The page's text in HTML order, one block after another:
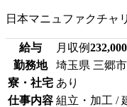
日本マニュファクチャ
給与 月収例232,000
勤務地
埼玉県 三郷市
寮・社宅 あり
仕事内容 組立・加工 /